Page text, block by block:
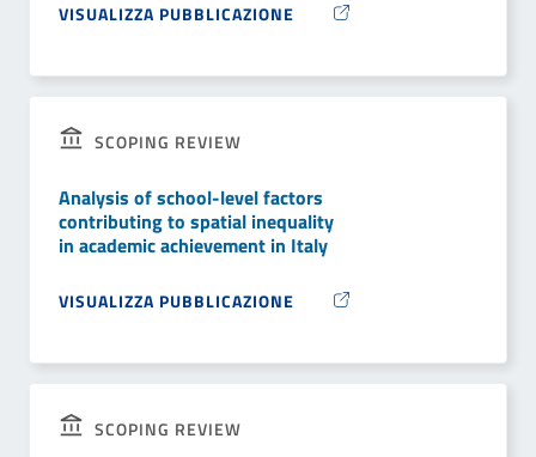
VISUALIZZA PUBBLICAZIONE
SCOPING REVIEW
Analysis of school-level factors
contributing to spatial inequality
in academic achievement in Italy
VISUALIZZA PUBBLICAZIONE
SCOPING REVIEW